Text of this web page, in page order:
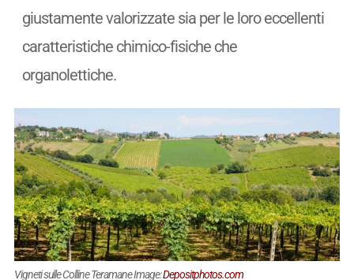
giustamente valorizzate sia per le loro eccellenti
caratteristiche chimico-fisiche che
organolettiche.
Vigneti sulle Colline Teramane Image:Depositphotos.com